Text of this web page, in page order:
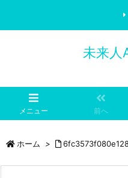
未来人
メニュー 前へ
ホーム >